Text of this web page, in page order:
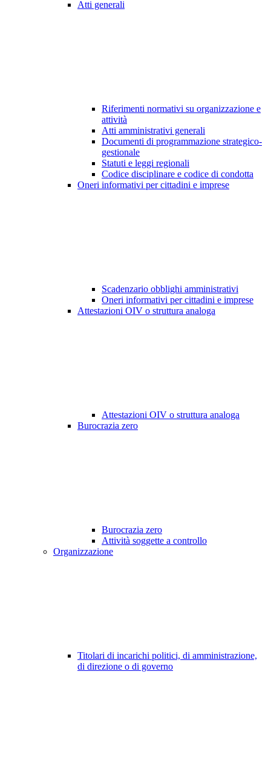
Atti generali
Riferimenti normativi su organizzazione e
attività
Atti amministrativi generali
Documenti di programmazione strategico-
gestionale
Statuti e leggi regionali
Codice disciplinare e codice di condotta
Oneri informativi per cittadini e imprese
Scadenzario obblighi amministrativi
Oneri informativi per cittadini e imprese
Attestazioni OIV o struttura analoga
Attestazioni OIV o struttura analoga
Burocrazia zero
Burocrazia zero
Attività soggette a controllo
Organizzazione
Titolari di incarichi politici, di amministrazione,
di direzione o di governo